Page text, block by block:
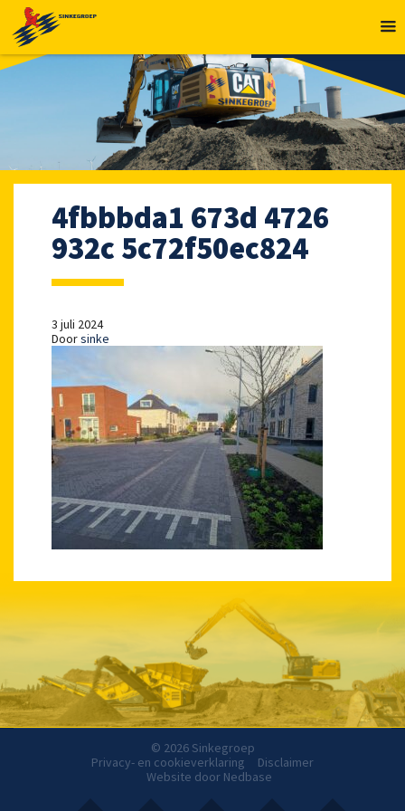
4fbbbda1 673d 4726
932c 5c72f50ec824
3 juli 2024
Doorsinke
© 2026 Sinkegroep
Privacy- en cookieverklaring
Disclaimer
Website door Nedbase